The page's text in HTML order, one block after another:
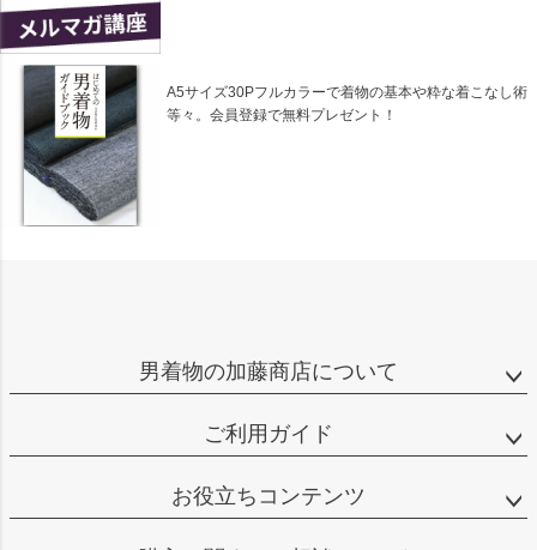
A5サイズ30Pフルカラーで着物の基本や粋な着こなし術
等々。会員登録で無料プレゼント！
男着物の加藤商店について
ご利用ガイド
お役立ちコンテンツ